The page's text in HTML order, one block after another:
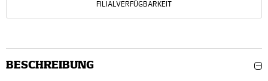
FILIALVERFÜGBARKEIT
BESCHREIBUNG